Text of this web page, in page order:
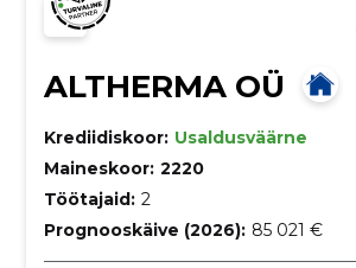
ALTHERMA OÜ
Krediidiskoor: Usaldusväärne
Maineskoor: 2220
Töötajaid: 2
Prognooskäive (2026): 85 021 €